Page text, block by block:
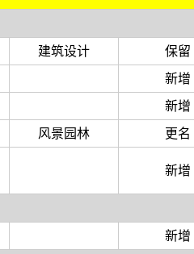
建筑设计
保留
新增
新增
风景园林 更名
新增
新增